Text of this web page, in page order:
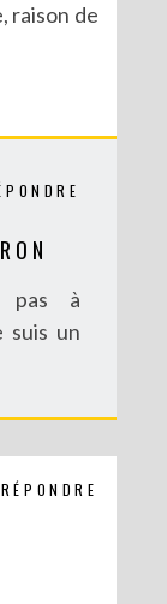
raison de
pas à
suis un
RÉPONDRE